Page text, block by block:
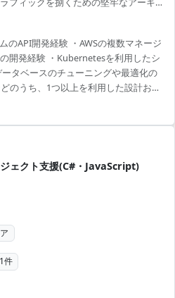
定しております。 ・ゲーム開発にお
築・運用（AWS / Kubernetes） ・Go
びAPIの開発 ・各種データベースのチ
化 ※フルリモート可
のAPI開発経験 ・AWSの複数マネージ
開発経験 ・Kubernetesを利用したシ
タベースのチューニングや最適化の
のうち、1つ以上を利用した設計およ
ェクト支援(C#・JavaScript)
件